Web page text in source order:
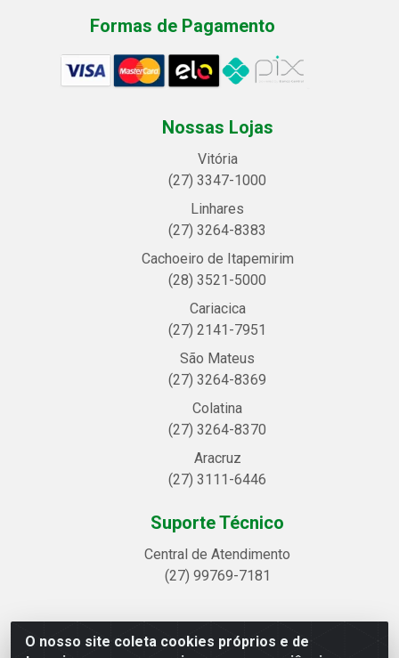
O nosso site coleta cookies próprios e de
Formas de Pagamento
Nossas Lojas
Vitória
(27) 3347-1000
Linhares
(27) 3264-8383
Cachoeiro de Itapemirim
(28) 3521-5000
Cariacica
(27) 2141-7951
São Mateus
(27) 3264-8369
Colatina
(27) 3264-8370
Aracruz
(27) 3111-6446
Suporte Técnico
Central de Atendimento
(27) 99769-7181
Linhavix Distribuidora LTDA - Avenida Alegre, 2521 -